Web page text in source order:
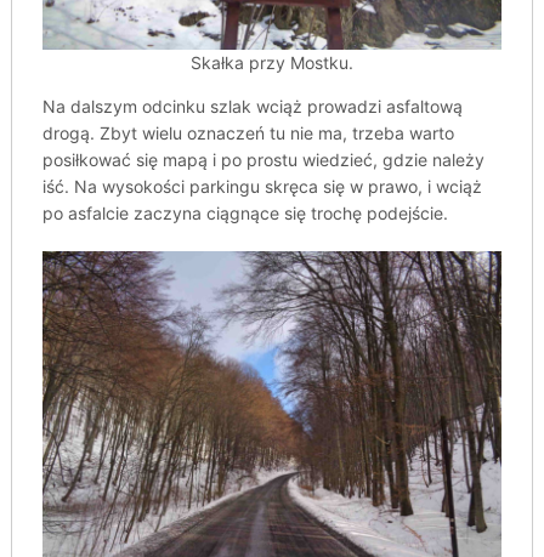
Skałka przy Mostku.
Na dalszym odcinku szlak wciąż prowadzi asfaltową
drogą. Zbyt wielu oznaczeń tu nie ma, trzeba warto
posiłkować się mapą i po prostu wiedzieć, gdzie należy
iść. Na wysokości parkingu skręca się w prawo, i wciąż
po asfalcie zaczyna ciągnące się trochę podejście.